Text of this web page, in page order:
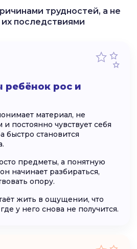
трудностей, а не
их последствиями
ребёнок рос и
материал, не
и постоянно чувствует себя
быстро становится
предметы, а понятную
начинает разбираться,
опору.
жить в ощущении, что
у него снова не получится.